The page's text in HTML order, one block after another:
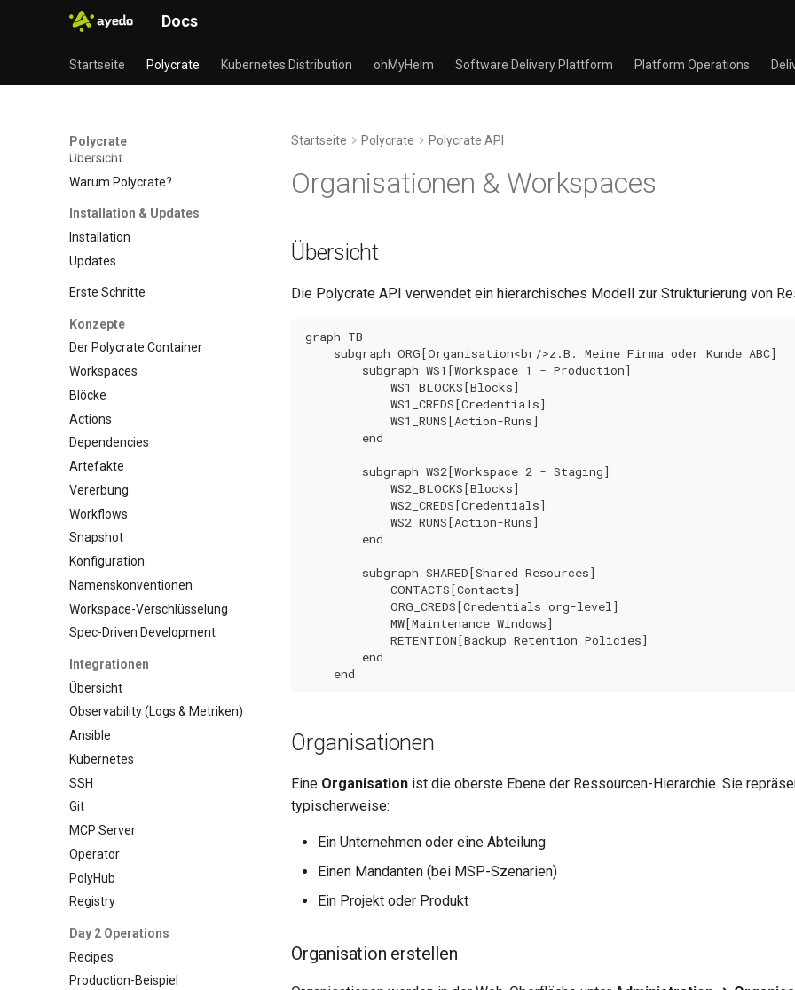
Docs
Startseite Polycrate Kubernetes Distribution ohMyHelm Software Delivery Plattform Platform Operations
Polycrate
Übersicht
Warum Polycrate?
Installation & Updates
Installation
Updates
Erste Schritte
Konzepte
Der Polycrate Container
Workspaces
Blöcke
Actions
Dependencies
Artefakte
Vererbung
Workflows
Snapshot
Konfiguration
Namenskonventionen
Workspace-Verschlüsselung
Spec-Driven Development
Integrationen
Übersicht
Observability (Logs & Metriken)
Ansible
Kubernetes
SSH
Git
MCP Server
Operator
PolyHub
Registry
Day 2 Operations
Recipes
Production-Beispiel
Startseite Polycrate Polycrate API
Organisationen & Workspaces
Übersicht
Die Polycrate API verwendet ein hierarchisches Modell zur Strukturierung von
graph TB
    subgraph ORG[Organisation<br/>z.B. Meine Firma oder Kunde ABC]
        subgraph WS1[Workspace 1 - Production]
            WS1_BLOCKS[Blocks]
            WS1_CREDS[Credentials]
            WS1_RUNS[Action-Runs]
        end
        subgraph WS2[Workspace 2 - Staging]
            WS2_BLOCKS[Blocks]
            WS2_CREDS[Credentials]
            WS2_RUNS[Action-Runs]
        end
        subgraph SHARED[Shared Resources]
            CONTACTS[Contacts]
            ORG_CREDS[Credentials org-level]
            MW[Maintenance Windows]
            RETENTION[Backup Retention Policies]
        end
    end
Organisationen
Eine Organisation ist die oberste Ebene der Ressourcen-Hierarchie. Sie
typischerweise:
Ein Unternehmen oder eine Abteilung
Einen Mandanten (bei MSP-Szenarien)
Ein Projekt oder Produkt
Organisation erstellen